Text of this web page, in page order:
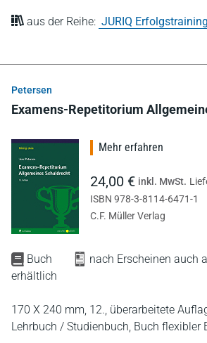
aus der Reihe: JURIQ Erfolgstraining
Petersen
Examens-Repetitorium
Buch
nach Erscheinen auch
erhältlich
170 X 240 mm, 12., überarbeitete
Lehrbuch / Studienbuch, Buch flexibler
Mehr erfahren
24,00 € inkl. MwSt.
ISBN 978-3-8114-6471-1
C.F. Müller Verlag